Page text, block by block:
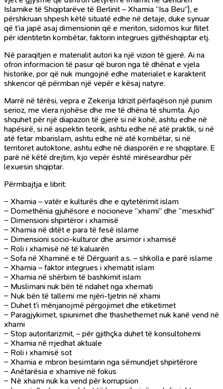
Islamike të Shqiptarëve të Berlinit – Xhamia “Isa Beu”), e
përshkruan shpesh këtë situatë edhe në detaje, duke synuar
që t’ia japë asaj dimensionin që e meriton, sidomos kur flitet
për identitetin kombëtar, faktorin integrues gjithëshqiptar etj.
Në paraqitjen e materialit autori ka një vizion të gjerë. Ai na
ofron informacion të pasur që buron nga të dhënat e vjela
historike, por që nuk mungojnë edhe materialet e karakterit
shkencor që përmban një vepër e kësaj natyre.
Marrë në tërësi, vepra e Zekerija Idrizit përfaqëson një punim
serioz, me vlera njohëse dhe me të dhëna të shumta. Ajo
shquhet për një diapazon të gjerë si në kohë, ashtu edhe në
hapësirë, si në aspektin teorik, ashtu edhe në atë praktik, si në
atë fetar mbarislam, ashtu edhe në atë kombëtar, si në
territoret autoktone, ashtu edhe në diasporën e re shqiptare. E
parë në këtë drejtim, kjo vepër është mirëseardhur për
lexuesin shqiptar.
Përmbajtja e librit:
– Xhamia – vatër e kulturës dhe e qytetërimit islam
– Domethënia gjuhësore e nocioneve “xhami” dhe “mesxhid”
– Dimensioni shpirtëror i xhamisë
– Xhamia në ditët e para të fesë islame
– Dimensioni socio-kulturor dhe arsimor i xhamisë
– Roli i xhamisë në të kaluarën
– Sofa në Xhaminë e të Dërguarit a.s. – shkolla e parë islame
– Xhamia – faktor integrues i xhematit islam
– Xhamia në shërbim të bashkimit islam
– Muslimani nuk bën të ndahet nga xhemati
– Nuk bën të tallemi me njëri-tjetrin në xhami
– Duhet t’i mënjanojmë përgojimet dhe etiketimet
– Paragjykimet, spiunimet dhe thashethemet nuk kanë vend në
xhami
– Stop autoritarizmit, – për gjithçka duhet të konsultohemi
– Xhamia në rrjedhat aktuale
– Roli i xhamisë sot
– Xhamia e mbron besimtarin nga sëmundjet shpirtërore
– Anëtarësia e xhamive në fokus
– Në xhami nuk ka vend për korrupsion